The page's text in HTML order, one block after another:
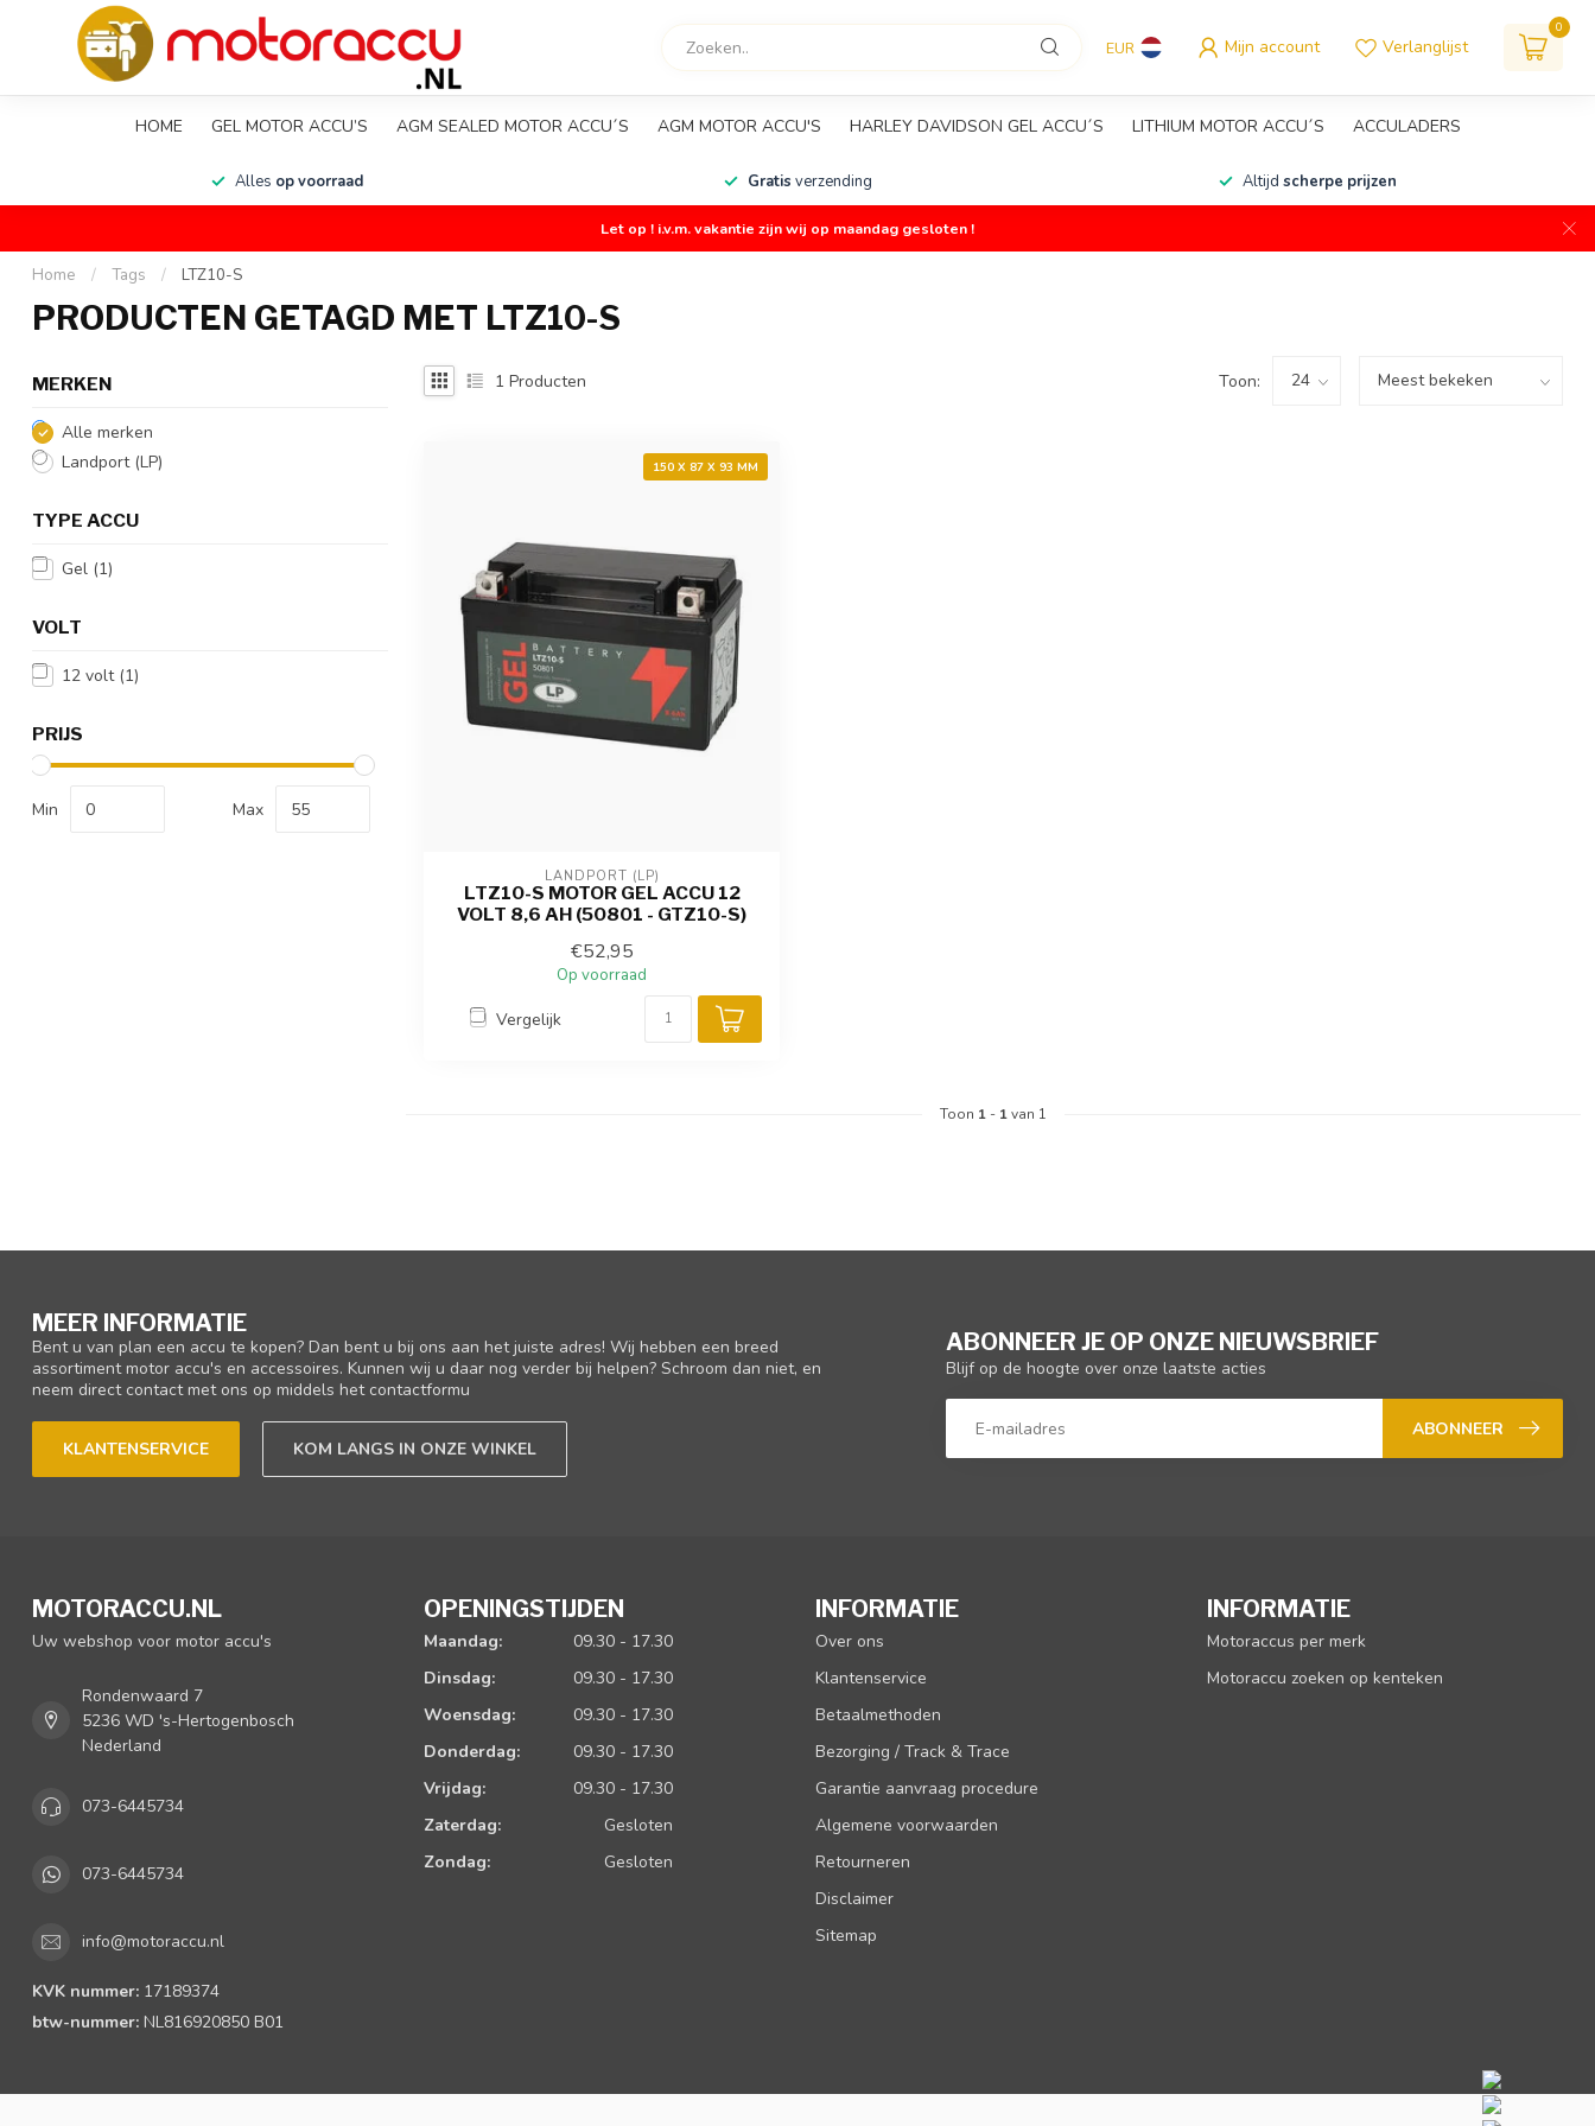
EUR Mijn account Verlanglijst
0
HOME GEL MOTOR ACCU’S AGM SEALED MOTOR ACCU´S AGM MOTOR ACCU'S HARLEY DAVIDSON GEL ACCU´S LITHIUM MOTOR ACCU´S ACCULADERS
Alles op voorraad Gratis verzending Altijd scherpe prijzen
Let op ! i.v.m. vakantie zijn wij op maandag gesloten !
Home / Tags / LTZ10-S
PRODUCTEN GETAGD MET LTZ10-S
MERKEN
Alle merken
Landport (LP)
TYPE ACCU
Gel (1)
VOLT
12 volt (1)
PRIJS
Min Max
1 Producten Toon:
150 X 87 X 93 MM
LANDPORT (LP)
LTZ10-S MOTOR GEL ACCU 12
VOLT 8,6 AH (50801 - GTZ10-S)
€52,95
Op voorraad
Vergelijk
Toon 1 - 1van 1
MEER INFORMATIE
Bent u van plan een accu te kopen? Dan bent u bij ons aan het juiste adres! Wij hebben een breed
assortiment motor accu's en accessoires. Kunnen wij u daar nog verder bij helpen? Schroom dan niet, en
neem direct contact met ons op middels het contactformu
KLANTENSERVICE KOM LANGS IN ONZE WINKEL
ABONNEER JE OP ONZE NIEUWSBRIEF
Blijf op de hoogte over onze laatste acties
ABONNEER
MOTORACCU.NL
Uw webshop voor motor accu's
Rondenwaard 7
5236 WD 's-Hertogenbosch
Nederland
073-6445734
073-6445734
info@motoraccu.nl
KVK nummer: 17189374
btw-nummer: NL816920850 B01
OPENINGSTIJDEN
Maandag:
09.30 - 17.30
Dinsdag:
09.30 - 17.30
Woensdag:
09.30 - 17.30
Donderdag:
09.30 - 17.30
Vrijdag:
09.30 - 17.30
Zaterdag:
Gesloten
Zondag:
Gesloten
INFORMATIE
Over ons
Klantenservice
Betaalmethoden
Bezorging / Track & Trace
Garantie aanvraag procedure
Algemene voorwaarden
Retourneren
Disclaimer
Sitemap
INFORMATIE
Motoraccus per merk
Motoraccu zoeken op kenteken